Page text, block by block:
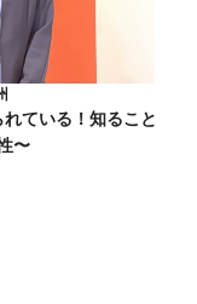
ている！知ること
〜